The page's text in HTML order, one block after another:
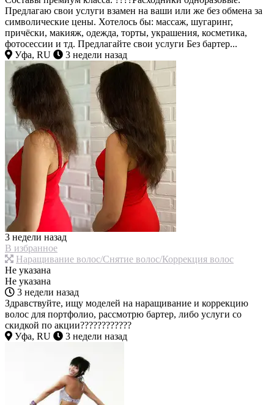
Предлагаю свои услуги взамен на ваши или же без обмена за
символические цены. Хотелось бы: массаж, шугаринг,
причёски, макияж, одежда, торты, украшения, косметика,
фотосессии и тд. Предлагайте свои услуги Без бартер...
Уфа, RU
3 недели назад
3 недели назад
В избранное
Наращивание волос/Снятие волос/Коррекция волос
Не указана
Не указана
3 недели назад
Здравствуйте, ищу моделей на наращивание и коррекцию
волос для портфолио, рассмотрю бартер, либо услуги со
скидкой по акции????????????
Уфа, RU
3 недели назад